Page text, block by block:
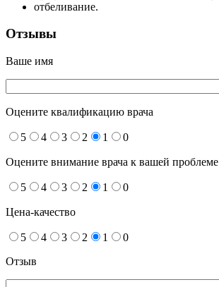
отбеливание.
Отзывы
Ваше имя
Оцените квалификацию врача
5 4 3 2 1 0
Оцените внимание врача к вашей проблеме
5 4 3 2 1 0
Цена-качество
5 4 3 2 1
0
Отзыв